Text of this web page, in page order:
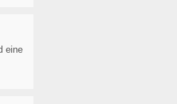
eine